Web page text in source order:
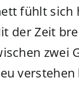
fühlt sich
der Zeit
zwei
verstehen